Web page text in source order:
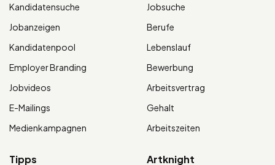
Kandidatensuche
Jobanzeigen
Kandidatenpool
Employer Branding
Jobvideos
E-Mailings
Medienkampagnen
Jobsuche
Berufe
Lebenslauf
Bewerbung
Arbeitsvertrag
Gehalt
Arbeitszeiten
Tipps Artknight